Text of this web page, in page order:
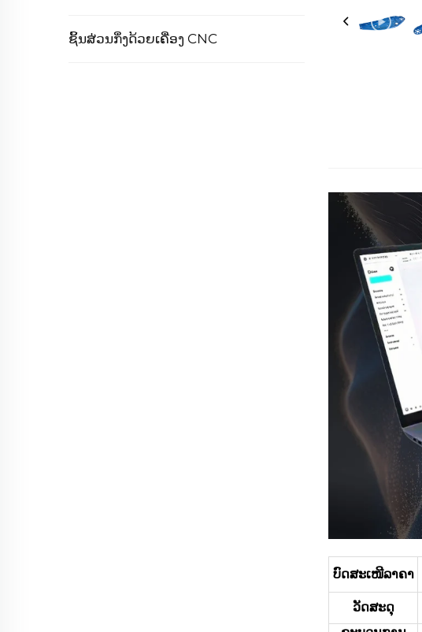
ຊິ້ນສ່ວນກຶ່ງດ້ວຍເຄື່ອງ CNC
ບົດສະເໜີລາຄາ
ວັດສະດຸ